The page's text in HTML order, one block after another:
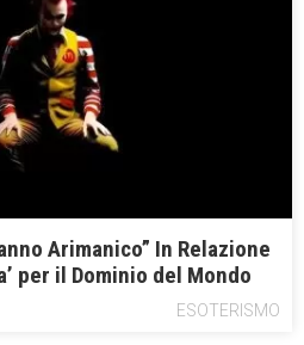
Arimanico” In Relazione
per il Dominio del Mondo
ESOTERISMO